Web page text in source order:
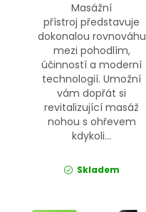
Masážní
přístroj představuje
dokonalou rovnováhu
mezi pohodlím,
účinností a moderní
technologií. Umožní
vám dopřát si
revitalizující masáž
nohou s ohřevem
kdykoli...
Skladem